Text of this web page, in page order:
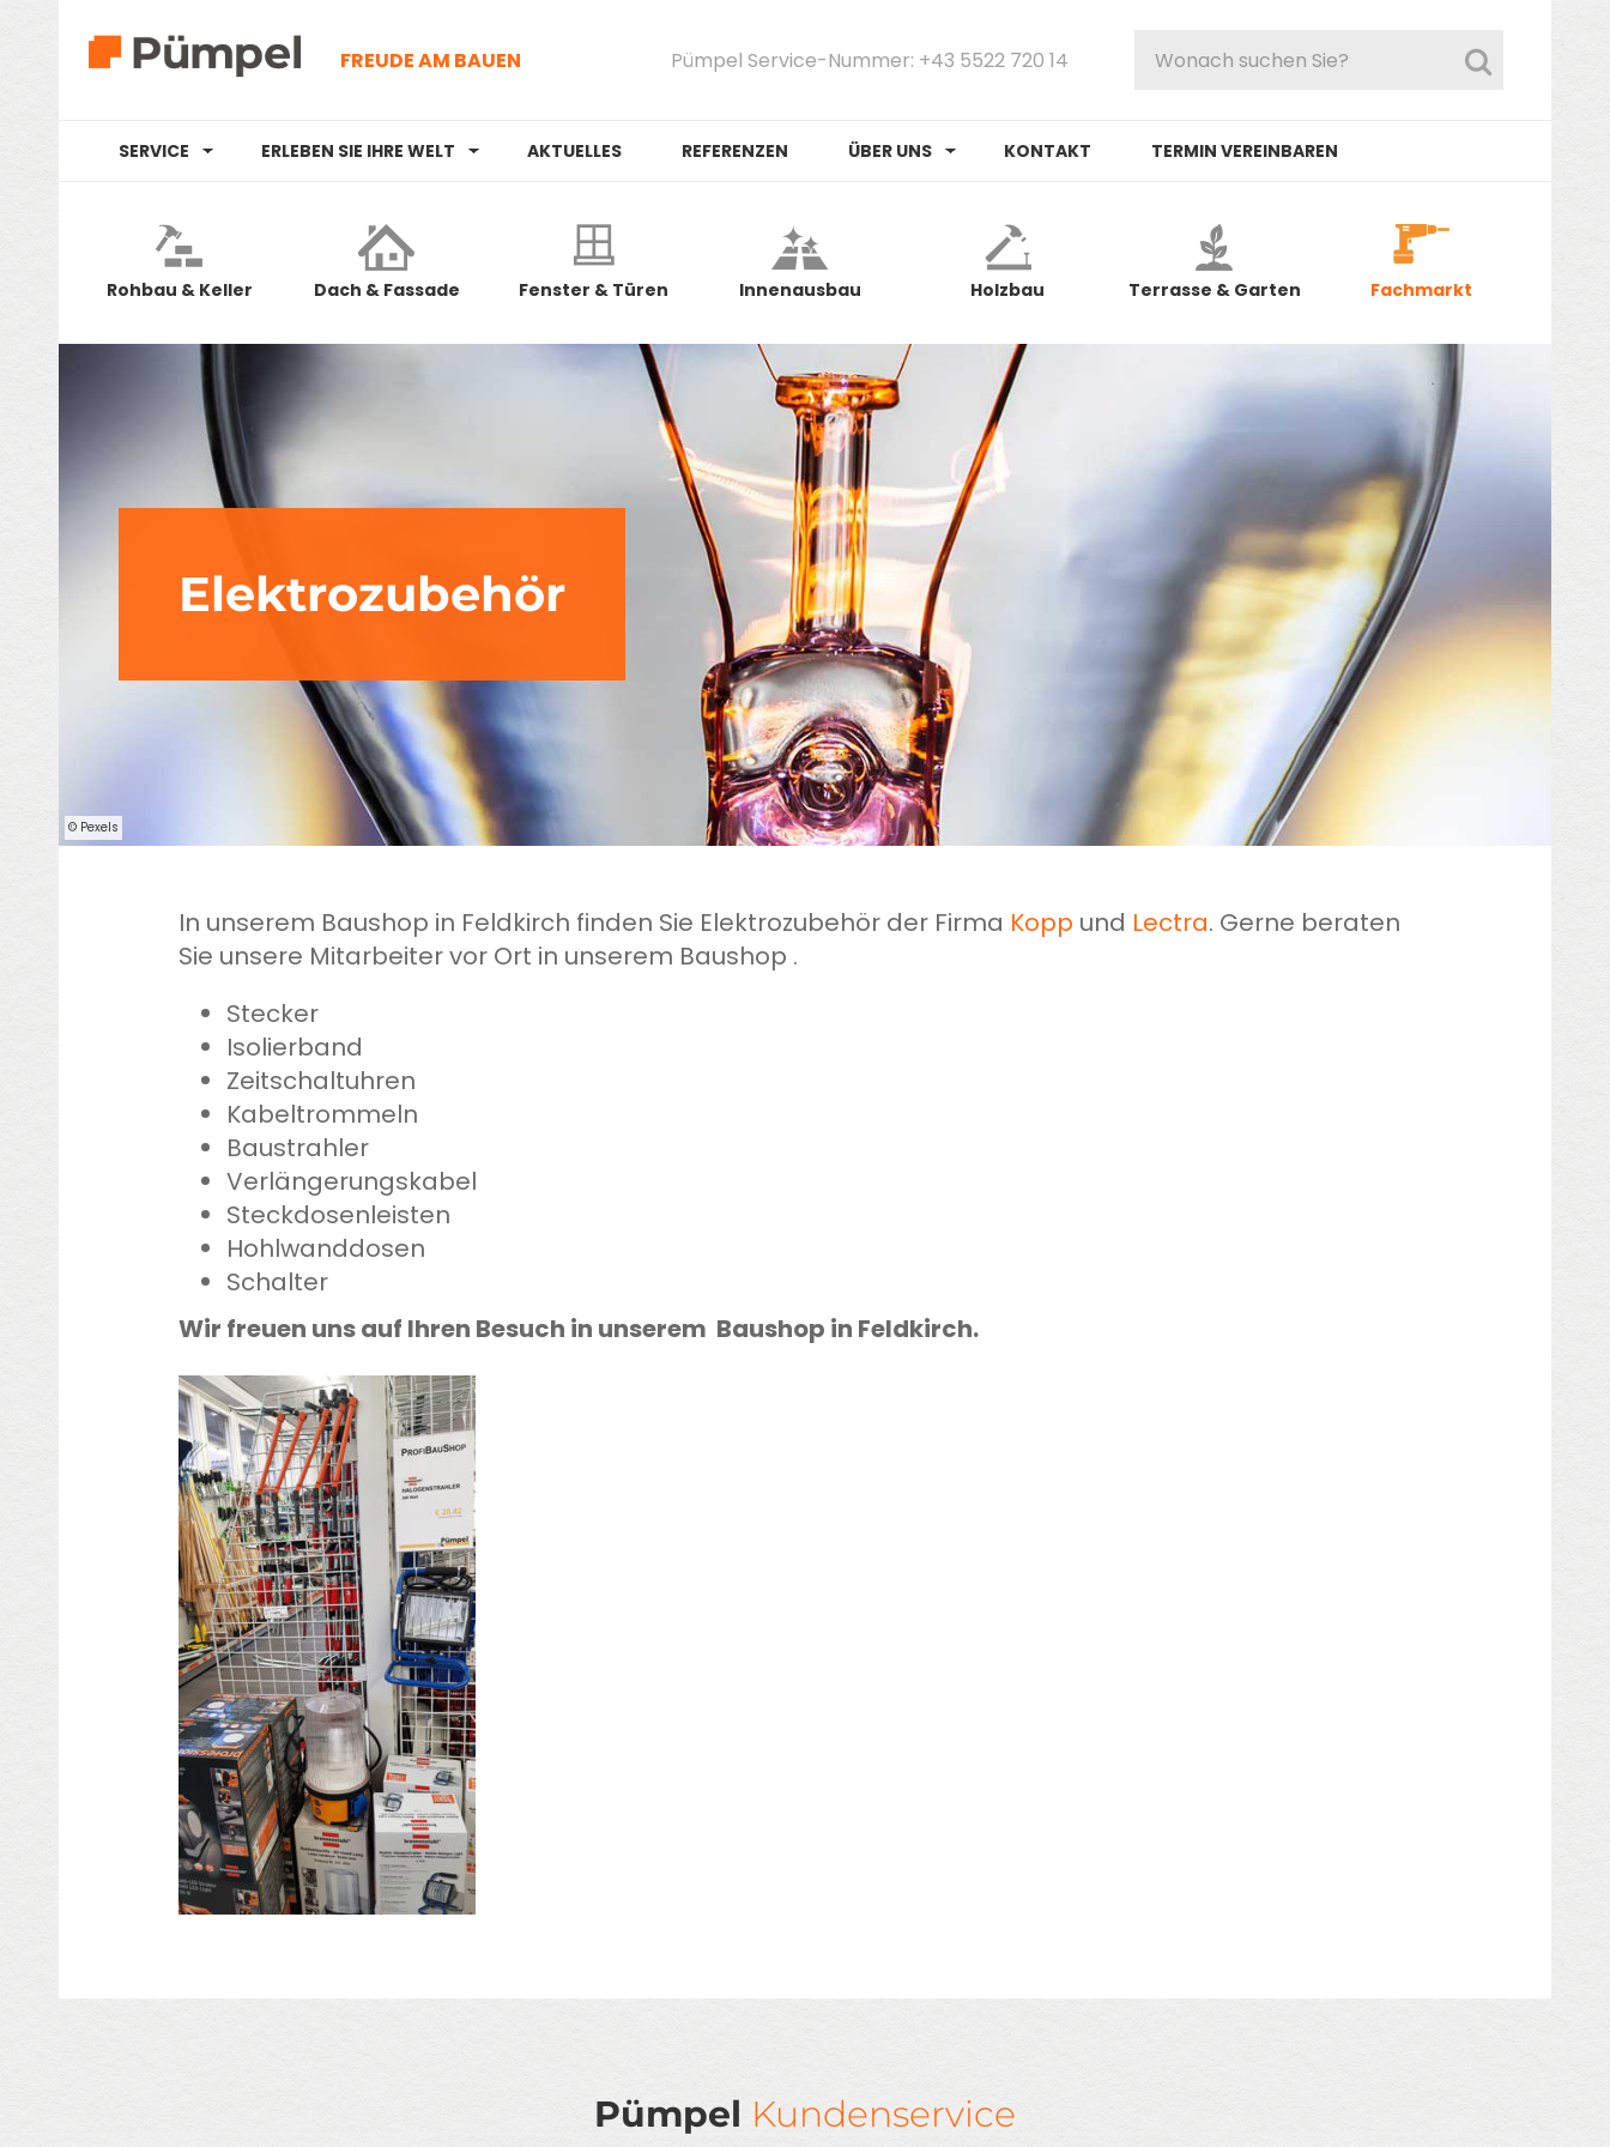
FREUDE AM BAUEN Pümpel Service-Nummer: +43 5522 720 14
SERVICE ERLEBEN SIE IHRE WELT AKTUELLES REFERENZEN ÜBER UNS KONTAKT TERMIN VEREINBAREN
Rohbau & Keller Dach & Fassade Fenster & Türen Innenausbau Holzbau Terrasse & Garten Fachmarkt
Elektrozubehör
© Pexels
In unserem Baushop in Feldkirch finden Sie Elektrozubehör der Firma Kopp und Lectra. Gerne beraten
Sie unsere Mitarbeiter vor Ort in unserem Baushop .
Stecker
Isolierband
Zeitschaltuhren
Kabeltrommeln
Baustrahler
Verlängerungskabel
Steckdosenleisten
Hohlwanddosen
Schalter
Wir freuen uns auf Ihren Besuch in unserem Baushop in Feldkirch.
Pümpel Kundenservice